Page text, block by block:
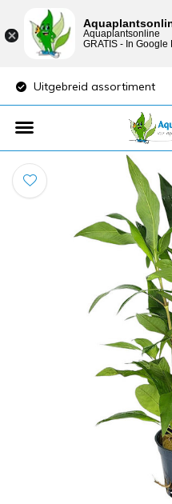
Uitgebreid assortiment
Aquaplantsonline
GRATIS - In Google